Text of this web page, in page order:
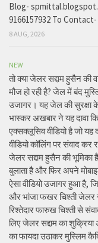
Blog-
9166157932 To Contact-
8 AUG, 2026
NEW
तो क्या जेलर सद्दाम हुसैन
मौज हो रही है? जेल में बंद
उजागर। यह जेल की सुरक्षा
भास्कर अखबार ने यह दावा
एक्सक्लूसिव वीडियो है जो यह
वीडियो कॉलिंग पर संवाद
जेलर सद्दाम हुसैन की भूमिका
बुलाता है और फिर अपने
ऐसा वीडियो उजागर हुआ है,
और भांजा फखर चिश्ती जेलर
रिश्तेदार फारुख चिश्ती से
लिए जेलर सद्दाम का
का फायदा उठाकर मुस्लिम